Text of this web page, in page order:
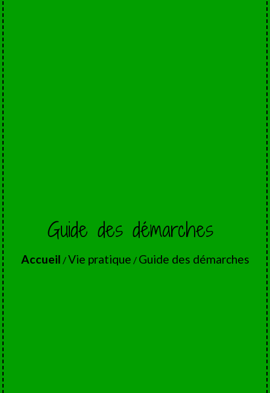
Guide des démarches
Accueil /Vie pratique / Guide des démarches